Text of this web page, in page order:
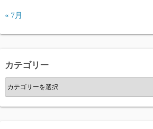
« 7月
カテゴリー
カ
テ
ゴ